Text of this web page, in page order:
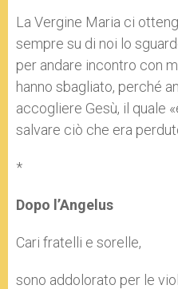
La Vergine Maria ci
sempre su di noi lo
per andare incontro con
hanno sbagliato, perché
accogliere Gesù, il quale
salvare ciò che era
*
Dopo l’Angelus
Cari fratelli e sorelle,
sono addolorato per le